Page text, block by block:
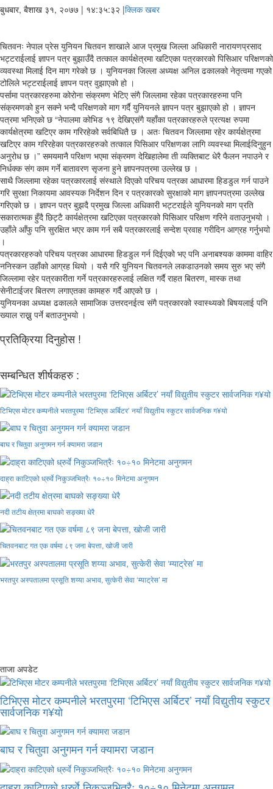
बुधबार, बैशाख ३१, २०७७ | १४:३५:३२ |क्लिक खबर
चितवनः नेपाल प्रेस युनियन चितवन शाखाले आज प्रमुख जिल्ला अधिकारी नारायणप्रसाद
भट्टराईलाई ज्ञापन पत्र बुझाउँदै तत्काल कार्यक्षेत्रमा खटिएका पत्रकारको पिसिआर परिक्षणको
व्यवस्था मिलाई दिन माग गरेको छ । युनियनका जिल्ला अध्यक्ष अनिल ढकालको नेतृत्वमा गएको
टोलिले भट्टराईलाई ज्ञापन पत्र वुझाएको हो ।
पर्सामा पत्रकारहरुमा कोरोना संक्रमण भेटिए संगै जिल्लामा रहेका पत्रकारहरुमा पनि
संक्रमणको हुन सक्ने भन्दै परिक्षणको माग गर्दै युनियनले ज्ञापन पत्र बुझाएको हो । ज्ञापन
पत्रमा भनिएको छ “नेपालमा कोभिड १९ देखिएसंगै यहाँका पत्रकारहरुले प्रत्यक्ष रुपमा
कार्यक्षेत्रमा खटिएर काम गरिरहेको सर्वबिधितै छ । अतः चितवन जिल्लामा रहेर कार्यक्षेत्रमा
खटिएर काम गरिरहेका पत्रकारहरुको तत्काल पिसिआर परिक्षणका लागि व्यवस्था मिलाईदिनुहुन
अनुरोध छ ।” समयमानै परिक्षण भएमा संक्रमण देखिहालेमा ती व्यक्तिबाट धेरै फैलन नपाउने र
निर्धक्क संग काम गर्ने बातावरण सृजना हुने ज्ञापनपत्रमा उल्लेख छ ।
साथै जिल्लामा रहेका पत्रकारलाई संस्थाले दिएको परिचय पत्रका आधारमा हिडडुल गर्न पाउने
गरि सुरक्षा निकायमा आवस्यक निर्देशन दिन र पत्रकारको सुरक्षाको माग ज्ञापनपत्रमा उल्लेख
गरिएको छ । ज्ञापन पत्र बुझदै प्रमुख जिल्ला अधिकारी भट्टराईले युनियनको माग प्रति
सकारात्मक हुँदै छिट्टै कार्यक्षेत्रमा खटिएका पत्रकारको पिसिआर परिक्षण गरिने वताउनुभयो ।
उहाँले आँफु पनि सुरक्षित भएर काम गर्न सबै पत्रकारलाई सन्देश प्रवाह गरीदिन आग्रह गर्नुभयो
।
पत्रकारहरुको परिचय पत्रका आधारमा हिडडुल गर्न दिईएको भए पनि अनाबश्यक काममा वाहिर
ननिस्कन उहाँको आग्रह थियो । यसै गरि युनियन चितवनले लकडाउनको समय सुरु भए संगै
जिल्लामा रहेर पत्रकारीता गर्ने पत्रकारहरुलाई लक्षित गर्दै राहत बितरण, मास्क तथा
सेनीटाईजर बितरण लगाएतका कामहरु गर्दै आएको छ ।
युनियनका अध्यक्ष ढकालले सामाजिक उत्तरदनईत्व संगै पत्रकारको स्वास्थ्यको बिषयलाई पनि
ख्याल राख्नु पर्ने बताउनुभयो ।
प्रतिक्रिया दिनुहोस !
सम्बन्धित शीर्षकहरु :
टिभिएस मोटर कम्पनीले भरतपुरमा ‘टिभिएस अर्बिटर’ नयाँ विद्युतीय स्कुटर सार्वजनिक ग¥यो
बाघ र चितुवा अनुगमन गर्न क्यामरा जडान
दाह्रा काटिएको ध्रुर्वे निकुञ्जभित्रैः १०÷१० मिनेटमा अनुगमन
नदी तटीय क्षेत्रमा बाघको सङ्ख्या धेरै
चितवनबाट गत एक वर्षमा ८९ जना बेपत्ता, खोजी जारी
भरतपुर अस्पतालमा प्रसूति शय्या अभाव, सुत्केरी सेवा ‘म्याट्रेस’ मा
ताजा अपडेट
टिभिएस मोटर कम्पनीले भरतपुरमा ‘टिभिएस अर्बिटर’ नयाँ विद्युतीय स्कुटर
सार्वजनिक ग¥यो
बाघ र चितुवा अनुगमन गर्न क्यामरा जडान